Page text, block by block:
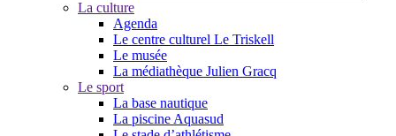
La culture
Agenda
Le centre culturel Le Triskell
Le musée
La médiathèque Julien Gracq
Le sport
La base nautique
La piscine Aquasud